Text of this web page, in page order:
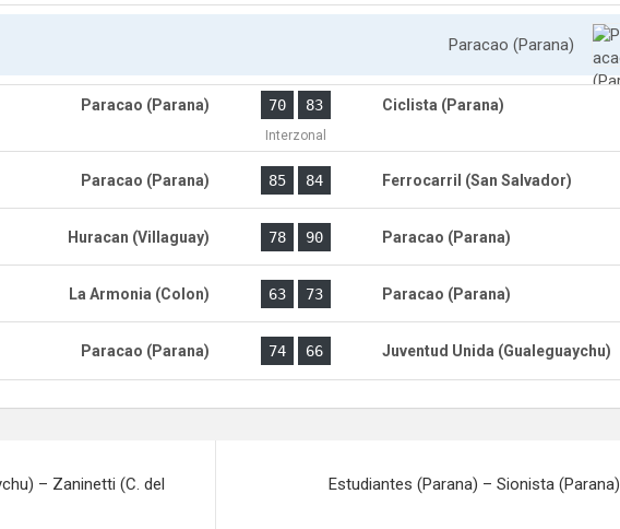
Paracao (Parana)
Paracao (Parana) 70 83 Ciclista (Parana)
Interzonal
Paracao (Parana) 85 84 Ferrocarril (San Salvador)
Huracan (Villaguay) 78 90 Paracao (Parana)
La Armonia (Colon) 63 73 Paracao (Parana)
Paracao (Parana) 74 66 Juventud Unida (Gualeguaychu)
– Zaninetti (C. del
Estudiantes (Parana) – Sionista (Parana)